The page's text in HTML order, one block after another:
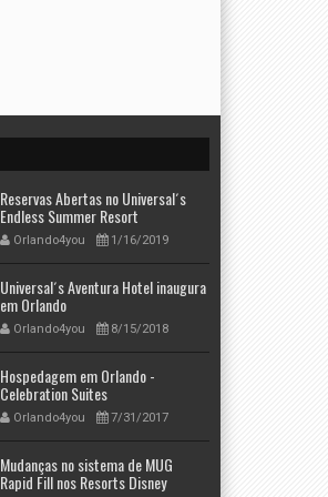
Reservas Abertas no Universal´s
Endless Summer Resort
Orlando4you 1/16/2019
Universal´s Aventura Hotel inaugura
em Orlando
Orlando4you 8/15/2018
Hospedagem em Orlando -
Celebration Suites
Orlando4you 7/31/2017
Mudanças no sistema de MUG
Rapid Fill nos Resorts Disney